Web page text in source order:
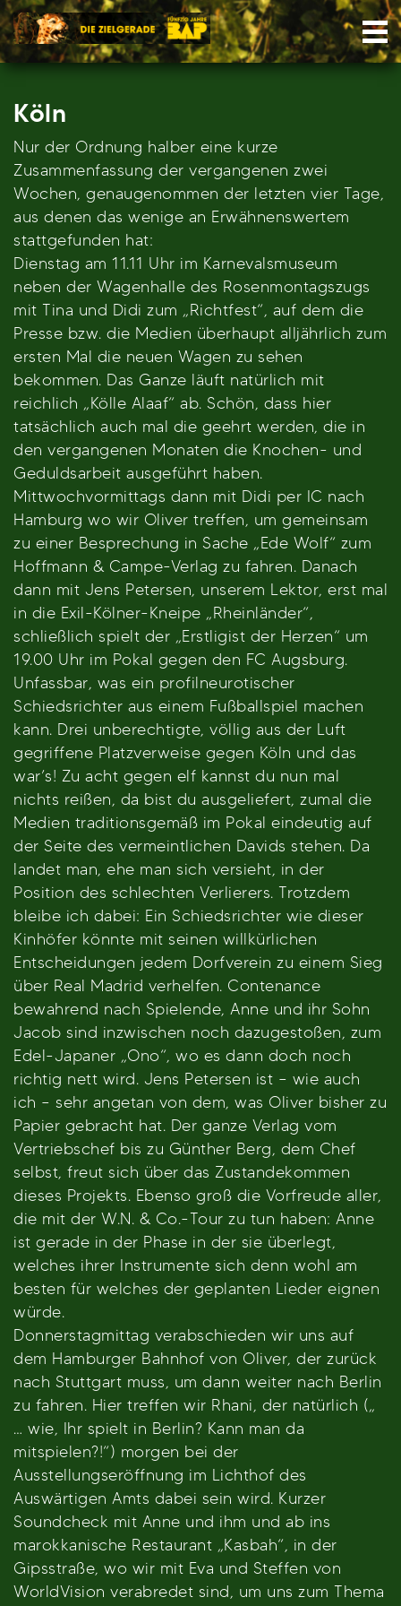
Skip
to
content
Köln
Nur der Ordnung halber eine kurze
Zusammenfassung der vergangenen zwei
Wochen, genaugenommen der letzten vier Tage,
aus denen das wenige an Erwähnenswertem
stattgefunden hat:
Dienstag am 11.11 Uhr im Karnevalsmuseum
neben der Wagenhalle des Rosenmontagszugs
mit Tina und Didi zum „Richtfest“, auf dem die
Presse bzw. die Medien überhaupt alljährlich zum
ersten Mal die neuen Wagen zu sehen
bekommen. Das Ganze läuft natürlich mit
reichlich „Kölle Alaaf“ ab. Schön, dass hier
tatsächlich auch mal die geehrt werden, die in
den vergangenen Monaten die Knochen- und
Geduldsarbeit ausgeführt haben.
Mittwochvormittags dann mit Didi per IC nach
Hamburg wo wir Oliver treffen, um gemeinsam
zu einer Besprechung in Sache „Ede Wolf“ zum
Hoffmann & Campe-Verlag zu fahren. Danach
dann mit Jens Petersen, unserem Lektor, erst mal
in die Exil-Kölner-Kneipe „Rheinländer“,
schließlich spielt der „Erstligist der Herzen“ um
19.00 Uhr im Pokal gegen den FC Augsburg.
Unfassbar, was ein profilneurotischer
Schiedsrichter aus einem Fußballspiel machen
kann. Drei unberechtigte, völlig aus der Luft
gegriffene Platzverweise gegen Köln und das
war’s! Zu acht gegen elf kannst du nun mal
nichts reißen, da bist du ausgeliefert, zumal die
Medien traditionsgemäß im Pokal eindeutig auf
der Seite des vermeintlichen Davids stehen. Da
landet man, ehe man sich versieht, in der
Position des schlechten Verlierers. Trotzdem
bleibe ich dabei: Ein Schiedsrichter wie dieser
Kinhöfer könnte mit seinen willkürlichen
Entscheidungen jedem Dorfverein zu einem Sieg
über Real Madrid verhelfen. Contenance
bewahrend nach Spielende, Anne und ihr Sohn
Jacob sind inzwischen noch dazugestoßen, zum
Edel-Japaner „Ono“, wo es dann doch noch
richtig nett wird. Jens Petersen ist – wie auch
ich – sehr angetan von dem, was Oliver bisher zu
Papier gebracht hat. Der ganze Verlag vom
Vertriebschef bis zu Günther Berg, dem Chef
selbst, freut sich über das Zustandekommen
dieses Projekts. Ebenso groß die Vorfreude aller,
die mit der W.N. & Co.-Tour zu tun haben: Anne
ist gerade in der Phase in der sie überlegt,
welches ihrer Instrumente sich denn wohl am
besten für welches der geplanten Lieder eignen
würde.
Donnerstagmittag verabschieden wir uns auf
dem Hamburger Bahnhof von Oliver, der zurück
nach Stuttgart muss, um dann weiter nach Berlin
zu fahren. Hier treffen wir Rhani, der natürlich („
… wie, Ihr spielt in Berlin? Kann man da
mitspielen?!“) morgen bei der
Ausstellungseröffnung im Lichthof des
Auswärtigen Amts dabei sein wird. Kurzer
Soundcheck mit Anne und ihm und ab ins
marokkanische Restaurant „Kasbah“, in der
Gipsstraße, wo wir mit Eva und Steffen von
WorldVision verabredet sind, um uns zum Thema